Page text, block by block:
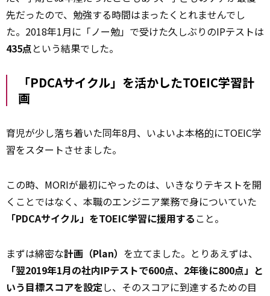
先だったので、勉強する時間はまったくとれませんでし
た。2018年1月に「ノー勉」で受けた久しぶりのIPテストは
435点という結果でした。
「PDCAサイクル」を活かしたTOEIC学習計
画
育児が少し落ち着いた同年8月、いよいよ本格的にTOEIC学
習をスタートさせました。
この時、MORIが最初にやったのは、いきなりテキストを開
くことではなく、本職のエンジニア業務で身についていた
「PDCAサイクル」をTOEIC学習に援用すること。
まずは綿密な計画（Plan） を立てました。とりあえずは、
「翌2019年1月の社内IPテストで600点、2年後に800点」と
いう目標スコアを設定し、そのスコアに到達するための目